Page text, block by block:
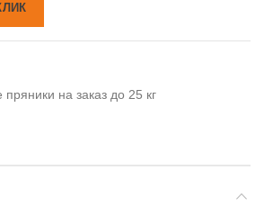
пряники на заказ до 25 кг